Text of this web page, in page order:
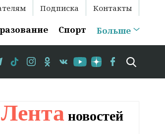
Подписка Контакты
Спорт Больше
// БПМ в среднем на душу
Лента новостей